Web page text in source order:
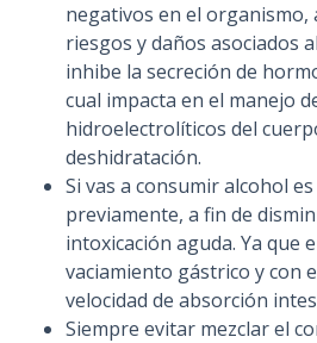
negativos en el organismo,
riesgos y daños asociados
inhibe la secreción de
cual impacta en el manejo
hidroelectrolíticos del
deshidratación.
Si vas a consumir alcohol
previamente, a fin de
intoxicación aguda. Ya que
vaciamiento gástrico y con
velocidad de absorción
Siempre evitar mezclar el